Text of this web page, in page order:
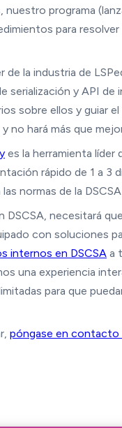
programa
para
de la industria de
serialización y API
sobre ellos y guiar
no hará más que
es la herramienta
rápido de 1 a 3
normas de la
DSCSA, necesitará
con soluciones
internos en DSCSA a
una experiencia
para que
póngase en